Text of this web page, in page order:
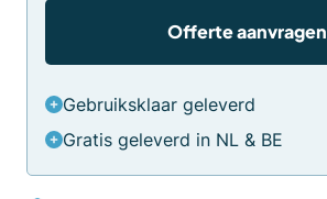
Gebruiksklaar geleverd
Gratis geleverd in NL & BE
Offerte aanvragen